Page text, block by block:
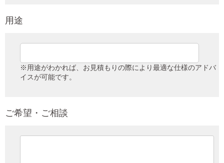
用途
※用途がわかれば、お見積もりの際により最適な仕様のアドバ
イスが可能です。
ご希望・ご相談